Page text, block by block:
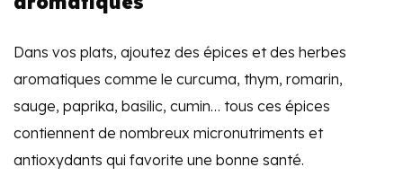
Dans vos plats, ajoutez des épices et des herbes
aromatiques comme le curcuma, thym, romarin,
sauge, paprika, basilic, cumin… tous ces épices
contiennent de nombreux micronutriments et
antioxydants qui favorite une bonne santé.